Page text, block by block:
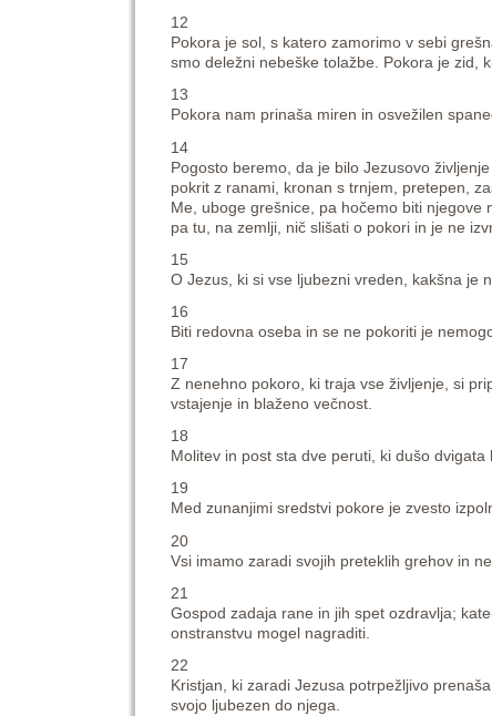
12
Pokora je sol, s katero zamorimo v sebi
smo deležni nebeške tolažbe. Pokora je zid,
13
Pokora nam prinaša miren in osvežilen
14
Pogosto beremo, da je bilo Jezusovo
pokrit z ranami, kronan s trnjem, pretepen,
Me, uboge grešnice, pa hočemo biti njegove
pa tu, na zemlji, nič slišati o pokori in je ne
15
O Jezus, ki si vse ljubezni vreden, kakšna je
16
Biti redovna oseba in se ne pokoriti je
17
Z nenehno pokoro, ki traja vse življenje, si
vstajenje in blaženo večnost.
18
Molitev in post sta dve peruti, ki dušo dvigata
19
Med zunanjimi sredstvi pokore je zvesto
20
Vsi imamo zaradi svojih preteklih grehov in
21
Gospod zadaja rane in jih spet ozdravlja;
onstranstvu mogel nagraditi.
22
Kristjan, ki zaradi Jezusa potrpežljivo
svojo ljubezen do njega.